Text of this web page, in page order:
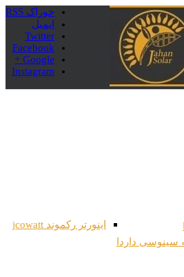
خوراک RSS
ایمیل
Twitter
Facebook
Google +
Instagram
سینوسی داردا
اینورتر رکموند jcowatt